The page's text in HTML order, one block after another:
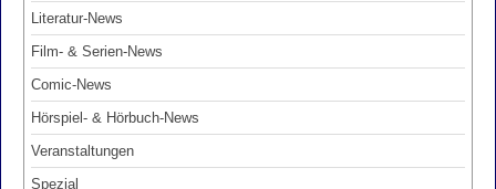
Literatur-News
Film- & Serien-News
Comic-News
Hörspiel- & Hörbuch-News
Veranstaltungen
Spezial